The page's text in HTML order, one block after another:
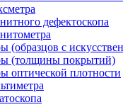
дефектоскопа
(образцов с
(толщины покрытий)
оптической плотности